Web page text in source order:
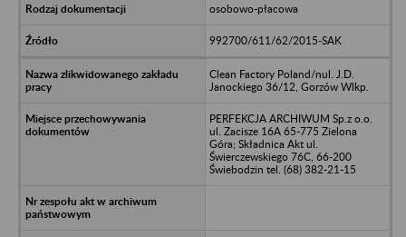
osobowo-płacowa
992700/611/62/2015-SAK
Clean Factory Poland/nul. J.D.
Janockiego 36/12, Gorzów Wlkp.
PERFEKCJA ARCHIWUM Sp.z o.o.
ul. Zacisze 16A 65-775 Zielona
Góra; Składnica Akt ul.
Świerczewskiego 76C, 66-200
Świebodzin tel. (68) 382-21-15